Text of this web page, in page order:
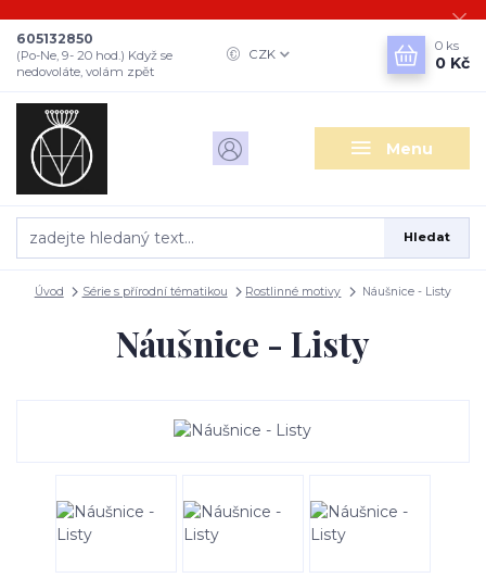
Menu
CZK
Hledat
605132850
(Po-Ne, 9- 20 hod.) Když se
nedovoláte, volám zpět
0 ks
0 Kč
Úvod Série s přírodní tématikou Rostlinné motivy Náušnice - Listy
Náušnice - Listy